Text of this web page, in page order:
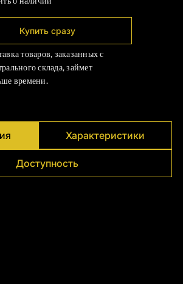
Купить сразу
товаров, заказанных с
склада, займет
времени.
Характеристики
Доступность